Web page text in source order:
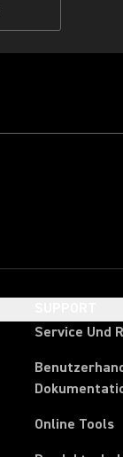
Service Und
Online Tools